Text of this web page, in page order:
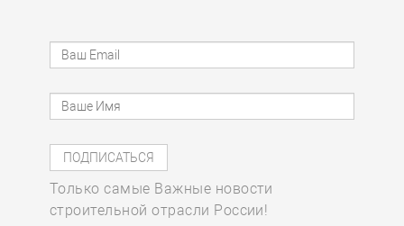
Только самые Важные новости
строительной отрасли России!